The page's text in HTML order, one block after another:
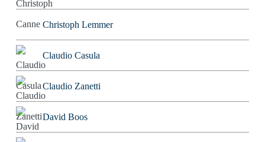
Christoph Lemmer
Claudio Casula
Claudio Zanetti
David Boos